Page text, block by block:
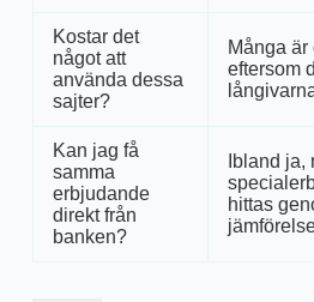
Kostar det
något att
använda dessa
sajter?
Många
eftersom
Kan jag få
samma
erbjudande
direkt från
banken?
Ibland ja,
hittas